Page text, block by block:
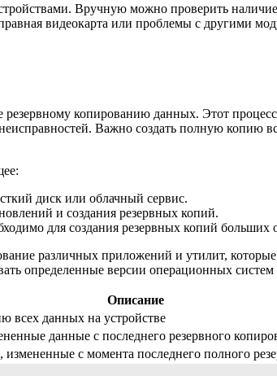
Вручную можно проверить
видеокарта или проблемы с другими
копированию данных. Этот
Важно создать полную копию
диск или облачный сервис.
и создания резервных копий.
для создания резервных копий больших
различных приложений и утилит,
определенные версии операционных
Описание
всех данных на устройстве
данные с последнего резервного
с момента последнего полного